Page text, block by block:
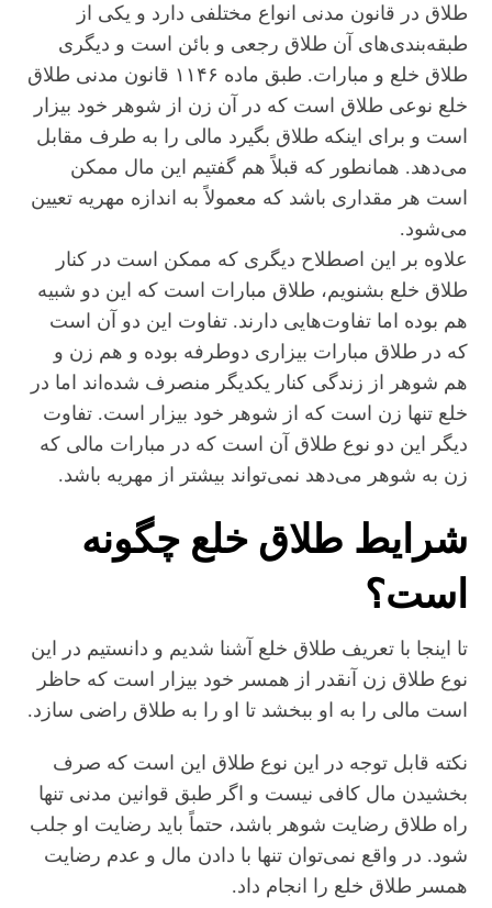
طلاق در قانون مدنی انواع مختلفی دارد و یکی از
طبقه‌بندی‌های آن طلاق رجعی و بائن است و دیگری
طلاق خلع و مبارات. طبق ماده ۱۱۴۶ قانون مدنی طلاق
خلع نوعی طلاق است که در آن زن از شوهر خود بیزار
است و برای اینکه طلاق بگیرد مالی را به طرف مقابل
می‌دهد. همانطور که قبلاً هم گفتیم این مال ممکن
است هر مقداری باشد که معمولاً به اندازه مهریه تعیین
می‌شود.
علاوه بر این اصطلاح دیگری که ممکن است در کنار
طلاق خلع بشنویم، طلاق مبارات است که این دو شبیه
هم بوده اما تفاوت‌هایی دارند. تفاوت این دو آن است
که در طلاق مبارات بیزاری دوطرفه بوده و هم زن و
هم شوهر از زندگی کنار یکدیگر منصرف شده‌اند اما در
خلع تنها زن است که از شوهر خود بیزار است. تفاوت
دیگر این دو نوع طلاق آن است که در مبارات مالی که
زن به شوهر می‌دهد نمی‌تواند بیشتر از مهریه باشد.
شرایط طلاق خلع چگونه
است؟
تا اینجا با تعریف طلاق خلع آشنا شدیم و دانستیم در این
نوع طلاق زن آنقدر از همسر خود بیزار است که حاظر
است مالی را به او ببخشد تا او را به طلاق راضی سازد.
نکته قابل توجه در این نوع طلاق این است که صرف
بخشیدن مال کافی نیست و اگر طبق قوانین مدنی تنها
راه طلاق رضایت شوهر باشد، حتماً باید رضایت او جلب
شود. در واقع نمی‌توان تنها با دادن مال و عدم رضایت
همسر طلاق خلع را انجام داد.